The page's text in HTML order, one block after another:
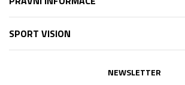
SPORT VISION
NEWSLETTER